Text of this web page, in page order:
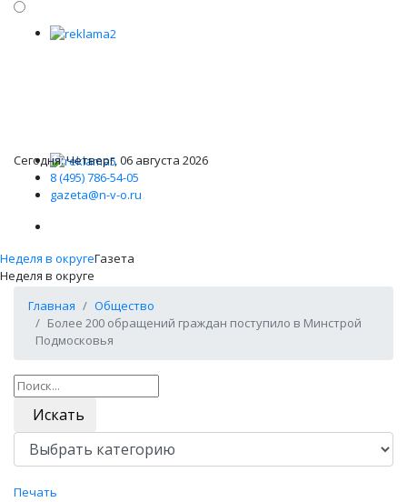
Сегодня: Четверг, 06 августа 2026
8 (495) 786-54-05
gazeta@n-v-o.ru
Неделя в округеГазета
Неделя в округе
Главная
Общество
Более 200 обращений граждан поступило в Минстрой
Подмосковья
Искать
Печать